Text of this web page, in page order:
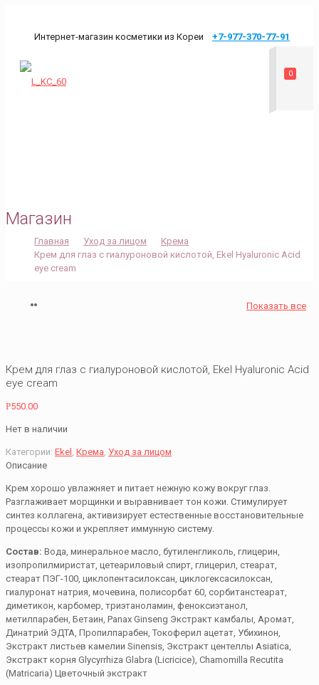
Интернет-магазин косметики из Кореи +7-977-370-77-91
mykoreaodin@mail.ru
0
Магазин
Главная Уход за лицом
Крема
Крем для глаз с гиалуроновой кислотой, Ekel Hyaluronic Acid
eye cream
Показать все
Крем для глаз с гиалуроновой кислотой, Ekel Hyaluronic Acid
eye cream
Р550.00
Нет в наличии
Категории: Ekel , Крема, Уход за лицом
Описание
Крем хорошо увлажняет и питает нежную кожу вокруг глаз.
Разглаживает морщинки и выравнивает тон кожи. Стимулирует
синтез коллагена, активизирует естественные восстановительные
процессы кожи и укрепляет иммунную систему.
Состав: Вода, минеральное масло, бутиленгликоль, глицерин,
изопропилмиристат, цетеариловый спирт, глицерил, стеарат,
стеарат ПЭГ-100, циклопентасилоксан, циклогексасилоксан,
гиалуронат натрия, мочевина, полисорбат 60, сорбитанстеарат,
диметикон, карбомер, триэтаноламин, феноксиэтанол,
метилпарабен, Бетаин, Panax Ginseng Экстракт камбалы, Аромат,
Динатрий ЭДТА, Пропилпарабен, Токоферил ацетат, Убихинон,
Экстракт листьев камелии Sinensis, Экстракт центеллы Asiatica,
Экстракт корня Glycyrrhiza Glabra (Licricice), Chamomilla Recutita
(Matricaria) Цветочный экстракт